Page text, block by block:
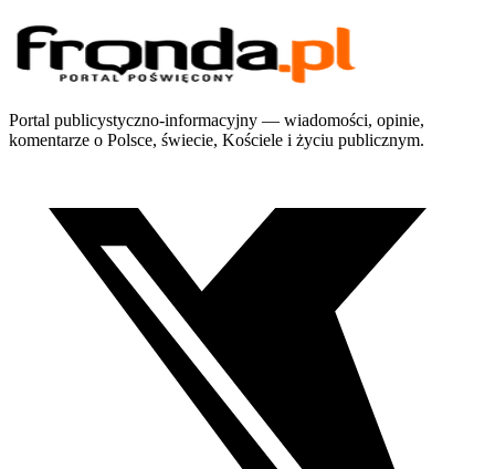
Portal publicystyczno-informacyjny — wiadomości, opinie,
komentarze o Polsce, świecie, Kościele i życiu publicznym.